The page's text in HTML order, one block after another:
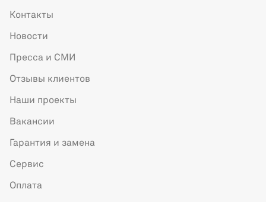
Контакты
Новости
Пресса и СМИ
Отзывы клиентов
Наши проекты
Вакансии
Гарантия и замена
Сервис
Оплата